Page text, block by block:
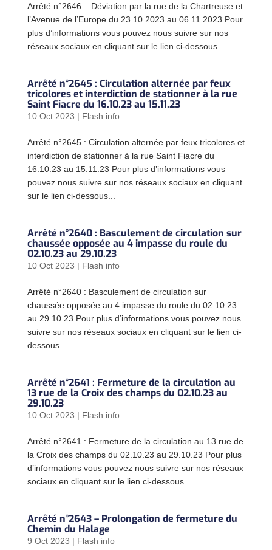
Arrêté n°2646 – Déviation par la rue de la Chartreuse et
l’Avenue de l’Europe du 23.10.2023 au 06.11.2023 Pour
plus d’informations vous pouvez nous suivre sur nos
réseaux sociaux en cliquant sur le lien ci-dessous...
Arrêté n°2645 : Circulation alternée par feux
tricolores et interdiction de stationner à la rue
Saint Fiacre du 16.10.23 au 15.11.23
10 Oct 2023 | Flash info
Arrêté n°2645 : Circulation alternée par feux tricolores et
interdiction de stationner à la rue Saint Fiacre du
16.10.23 au 15.11.23 Pour plus d’informations vous
pouvez nous suivre sur nos réseaux sociaux en cliquant
sur le lien ci-dessous...
Arrêté n°2640 : Basculement de circulation sur
chaussée opposée au 4 impasse du roule du
02.10.23 au 29.10.23
10 Oct 2023 | Flash info
Arrêté n°2640 : Basculement de circulation sur
chaussée opposée au 4 impasse du roule du 02.10.23
au 29.10.23 Pour plus d’informations vous pouvez nous
suivre sur nos réseaux sociaux en cliquant sur le lien ci-
dessous...
Arrêté n°2641 : Fermeture de la circulation au
13 rue de la Croix des champs du 02.10.23 au
29.10.23
10 Oct 2023 | Flash info
Arrêté n°2641 : Fermeture de la circulation au 13 rue de
la Croix des champs du 02.10.23 au 29.10.23 Pour plus
d’informations vous pouvez nous suivre sur nos réseaux
sociaux en cliquant sur le lien ci-dessous...
Arrêté n°2643 – Prolongation de fermeture du
Chemin du Halage
9 Oct 2023 | Flash info